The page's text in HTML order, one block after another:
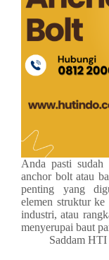
Anda pasti sudah
anchor bolt atau
penting yang
elemen struktur
industri, atau
menyerupai baut
Saddam HTI